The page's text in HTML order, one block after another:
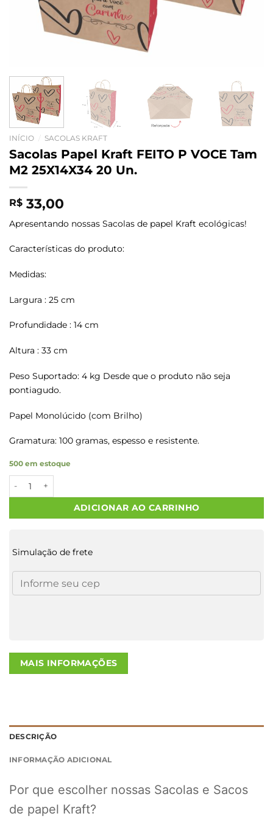
INÍCIO SACOLAS KRAFT
Sacolas Papel Kraft FEITO P VOCE Tam
M2 25X14X34 20 Un.
R$ 33,00
Apresentando nossas Sacolas de papel Kraft ecológicas!
Características do produto:
Medidas:
Largura : 25 cm
Profundidade : 14 cm
Altura : 33 cm
Peso Suportado: 4 kg Desde que o produto não seja
pontiagudo.
Papel Monolúcido (com Brilho)
Gramatura: 100 gramas, espesso e resistente.
500 em estoque
ADICIONAR AO CARRINHO
Simulação de frete
MAIS INFORMAÇÕES
DESCRIÇÃO
INFORMAÇÃO ADICIONAL
Por que escolher nossas Sacolas e Sacos
de papel Kraft?